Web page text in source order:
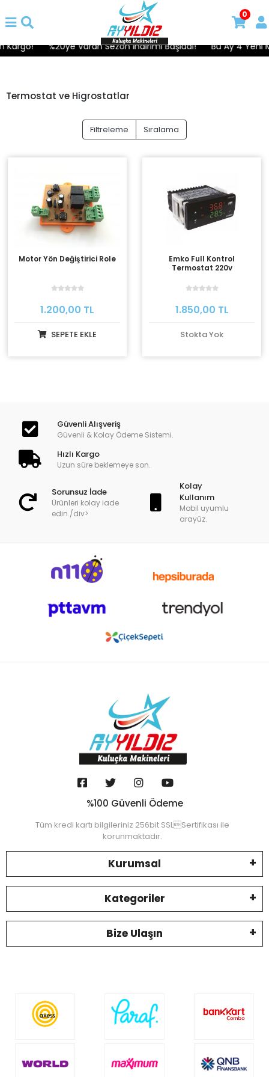
Kargo! %20ye Varan Sezon İndirimi Başladı! Bu Ay 4 Yeni
0
Termostat ve Higrostatlar
Filtreleme Sıralama
Motor Yön Değiştirici Role
1.200,00 TL
SEPETE EKLE
Emko Full Kontrol
Termostat 220v
1.850,00 TL
Stokta Yok
Güvenli Alışveriş
Güvenli & Kolay Ödeme Sistemi.
Hızlı Kargo
Uzun süre beklemeye son.
Sorunsuz İade
Ürünleri kolay iade
edin./div>
Kolay
Kullanım
Mobil uyumlu
arayüz.
%100 Güvenli Ödeme
Tüm kredi kartı bilgileriniz 256bit SSLSertifikası ile
korunmaktadır.
Kurumsal
Kategoriler
Bize Ulaşın